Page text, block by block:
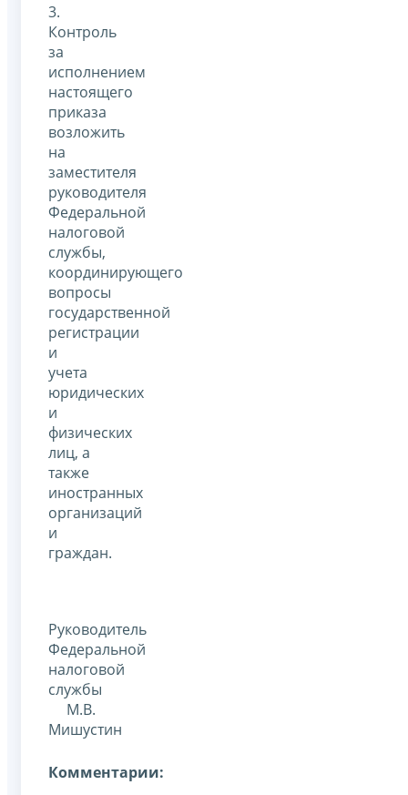
3.
Контроль
за
исполнением
настоящего
приказа
возложить
на
заместителя
руководителя
Федеральной
налоговой
службы,
координирующего
вопросы
государственной
регистрации
и
учета
юридических
и
физических
лиц, а
также
иностранных
организаций
и
граждан.
Руководитель
Федеральной
налоговой
службы
М.В.
Мишустин
Комментарии: